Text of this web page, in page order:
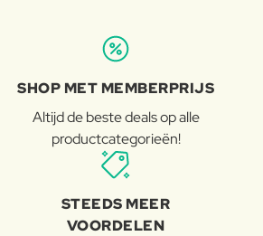
SHOP MET MEMBERPRIJS
Altijd de beste deals op alle
productcategorieën!
STEEDS MEER
VOORDELEN